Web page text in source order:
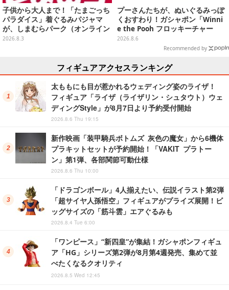
子供から大人まで！「たまごっち
パラダイス」着ぐるみパジャマ
が、しまむらパーク（オンライン
ストア）にて受注生産
2026.8.3
プーさんたちが、ぬいぐるみっぽ
くおすわり！ガシャポン「Winni
e the Pooh フロッキーチャー
ム」ふわふわでどれも可愛い全4
2026.8.6
Recommended by
フィギュアアクセスランキング
太ももにも目が惹かれるウェディング姿のライザ！
フィギュア「ライザ（ライザリン・シュタウト）ウェ
ディングStyle」が8月7日より予約受付開始
2026.8.6 Thu 19:15
新作映画「装甲騎兵ボトムズ 灰色の魔女」から6機体
プラキットセットが予約開始！「VAKIT プラトー
ン」第1弾、各部関節可動仕様
2026.8.6 Thu 10:00
「ドラゴンボール」4人揃えたい、伝説イラスト第2弾
「超サイヤ人孫悟空」フィギュアがプライズ展開！ビ
ッグサイズの「筋斗雲」エアぐるみも
2026.8.4 Tue 6:00
「ワンピース」“新四皇”が集結！ガシャポンフィギュ
ア「HG」シリーズ第2弾が8月第4週発売、集めて並
べたくなるクオリティ
2026.8.5 Wed 12:45